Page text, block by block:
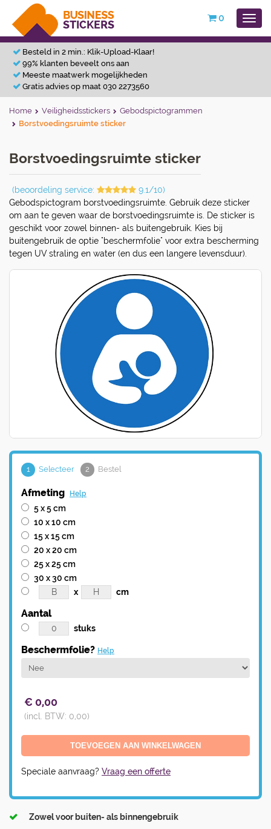
0
Besteld in 2 min.: Klik-Upload-Klaar!
99% klanten beveelt ons aan
Meeste maatwerk mogelijkheden
Gratis advies op maat 030 2273560
Home Veiligheidsstickers
Gebodspictogrammen
Borstvoedingsruimte sticker
Borstvoedingsruimte sticker
(beoordeling service:
9.1/10)
Gebodspictogram borstvoedingsruimte. Gebruik deze sticker
om aan te geven waar de borstvoedingsruimte is. De sticker is
geschikt voor zowel binnen- als buitengebruik. Kies bij
buitengebruik de optie "beschermfolie" voor extra bescherming
tegen UV straling en water (en dus een langere levensduur).
1 Selecteer 2 Bestel
Afmeting Help
5 x 5 cm
10 x 10 cm
15 x 15 cm
20 x 20 cm
25 x 25 cm
30 x 30 cm
x
cm
Aantal
stuks
Beschermfolie? Help
€ 0,00
(incl. BTW: 0,00)
Speciale aanvraag? Vraag een offerte
Zowel voor buiten- als binnengebruik